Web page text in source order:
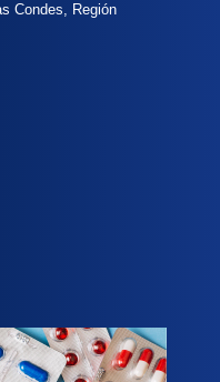
Condes, Región